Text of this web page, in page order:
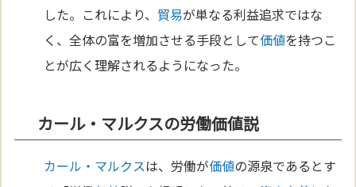
した。これにより、貿易が単なる利益追求ではな
く、全体の富を増加させる手段として価値を持つこ
とが広く理解されるようになった。
カール・マルクスの労働価値説
カール・マルクスは、労働が価値の源泉であるとす